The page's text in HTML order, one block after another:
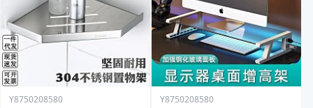
Y8750208580 Y8750208580